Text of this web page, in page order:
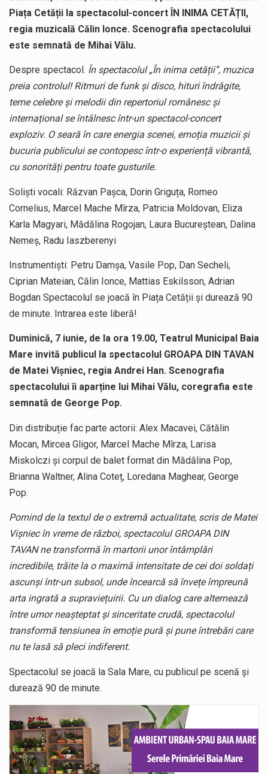
Piața Cetății la spectacolul-concert ÎN INIMA CETĂȚII,
regia muzicală Călin Ionce. Scenografia spectacolului
este semnată de Mihai Vălu.
Despre spectacol. În spectacolul „În inima cetății”, muzica
preia controlul! Ritmuri de funk și disco, hituri îndrăgite,
teme celebre și melodii din repertoriul românesc și
internațional se întâlnesc într-un spectacol-concert
exploziv. O seară în care energia scenei, emoția muzicii și
bucuria publicului se contopesc într-o experiență vibrantă,
cu sonorități pentru toate gusturile.
Soliști vocali: Răzvan Pașca, Dorin Griguța, Romeo
Cornelius, Marcel Mache Mîrza, Patricia Moldovan, Eliza
Karla Magyari, Mădălina Rogojan, Laura Bucureștean, Dalina
Nemeș, Radu Iaszberenyi
Instrumentiști: Petru Damșa, Vasile Pop, Dan Secheli,
Ciprian Mateian, Călin Ionce, Mattias Eskilsson, Adrian
Bogdan Spectacolul se joacă în Piața Cetății și durează 90
de minute. Intrarea este liberă!
Duminică, 7 iunie, de la ora 19.00, Teatrul Municipal Baia
Mare invită publicul la spectacolul GROAPA DIN TAVAN
de Matei Vișniec, regia Andrei Han. Scenografia
spectacolului îi aparține lui Mihai Vălu, coregrafia este
semnată de George Pop.
Din distribuție fac parte actorii: Alex Macavei, Cătălin
Mocan, Mircea Gligor, Marcel Mache Mîrza, Larisa
Miskolczi și corpul de balet format din Mădălina Pop,
Brianna Waltner, Alina Coteț, Loredana Maghear, George
Pop.
Pornind de la textul de o extremă actualitate, scris de Matei
Vișniec în vreme de război, spectacolul GROAPA DIN
TAVAN ne transformă în martorii unor întâmplări
incredibile, trăite la o maximă intensitate de cei doi soldați
ascunși într-un subsol, unde încearcă să învețe împreună
arta ingrată a supraviețuirii. Cu un dialog care alternează
între umor neașteptat și sinceritate crudă, spectacolul
transformă tensiunea în emoție pură și pune întrebări care
nu te lasă să pleci indiferent.
Spectacolul se joacă la Sala Mare, cu publicul pe scenă și
durează 90 de minute.